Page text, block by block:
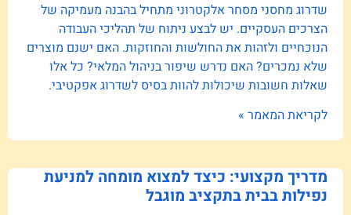
שדרוג מחסני מסחר אלקטרוני מתחיל בהבנה מעמיקה של
הצרכים העסקיים. יש לבצע ניתוח של תהליכי העבודה
הנוכחיים ולזהות את החולשות והחוזקות. האם ישנם מוצרים
שלא נמכרים? האם נדרש שיפור בניהול המלאי? כל אלו
שאלות חשובות שיכולות להוות בסיס לשדרוג אפקטיבי.
לקריאת המאמר »
מדריך מקצועי: כיצד למצוא מומחה למניעת
נפילות בבית בתקציב מוגבל